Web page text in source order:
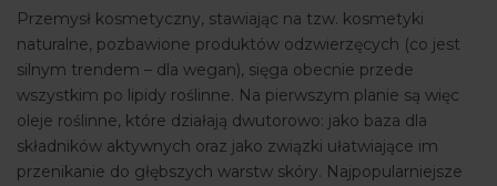
Przemysł kosmetyczny, stawiając na tzw. kosmetyki
naturalne, pozbawione produktów odzwierzęcych (co jest
silnym trendem – dla wegan), sięga obecnie przede
wszystkim po lipidy roślinne. Na pierwszym planie są więc
oleje roślinne, które działają dwutorowo: jako baza dla
składników aktywnych oraz jako związki ułatwiające im
przenikanie do głębszych warstw skóry. Najpopularniejsze